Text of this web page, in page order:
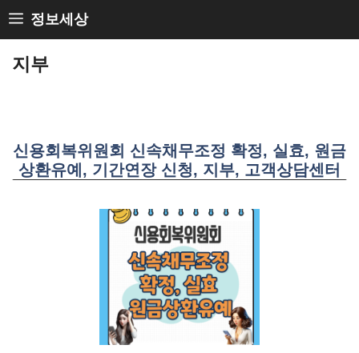
Skip
to
content
정보세상
지부
신용회복위원회 신속채무조정 확정, 실효, 원금
상환유예, 기간연장 신청, 지부, 고객상담센터